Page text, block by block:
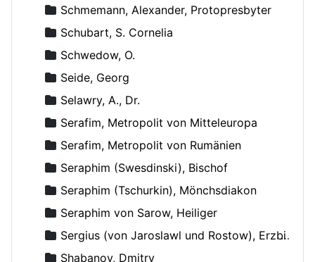
Schmemann, Alexander, Protopresbyter
Schubart, S. Cornelia
Schwedow, O.
Seide, Georg
Selawry, A., Dr.
Serafim, Metropolit von Mitteleuropa
Serafim, Metropolit von Rumänien
Seraphim (Swesdinski), Bischof
Seraphim (Tschurkin), Mönchsdiakon
Seraphim von Sarow, Heiliger
Sergius (von Jaroslawl und Rostow), Erzbischof
Shabanov, Dmitry